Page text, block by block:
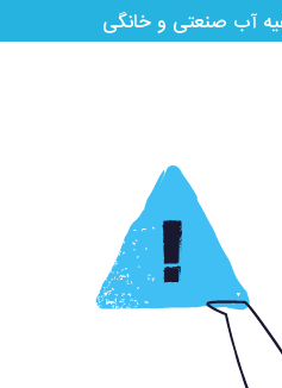
آب صنعتی و خانگی